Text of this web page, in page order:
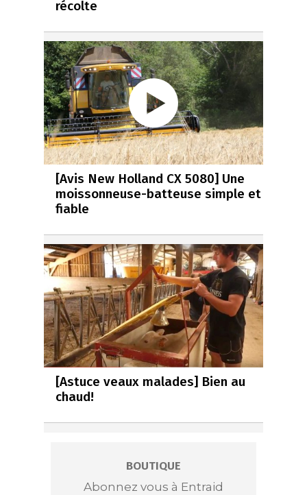
récolte
[Avis New Holland CX 5080] Une
moissonneuse-batteuse simple et
fiable
[Astuce veaux malades] Bien au
chaud!
BOUTIQUE
Abonnez vous à Entraid